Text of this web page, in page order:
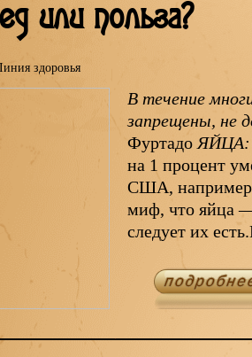
или польза?
здоровья
В течение
запрещены, не
Фуртадо
на 1 процент
США, например,
миф, что яйца
следует их